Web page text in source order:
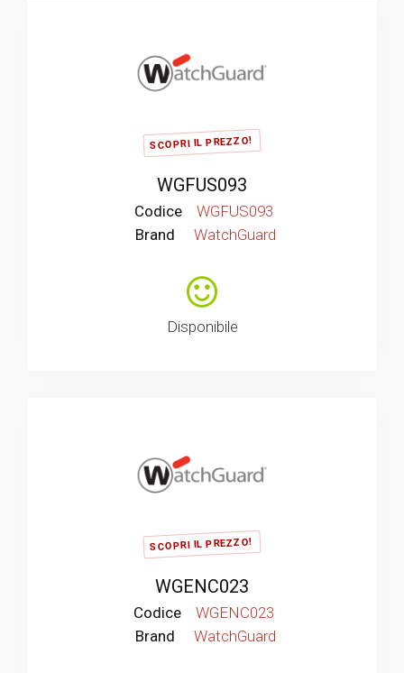
SCOPRI IL PREZZO!
WGFUS093
Codice
WGFUS093
Brand
WatchGuard
Disponibile
SCOPRI IL PREZZO!
WGENC023
Codice
WGENC023
Brand
WatchGuard